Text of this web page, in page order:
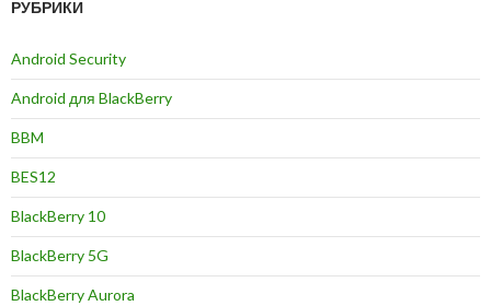
РУБРИКИ
Android Security
Android для BlackBerry
BBM
BES12
BlackBerry 10
BlackBerry 5G
BlackBerry Aurora